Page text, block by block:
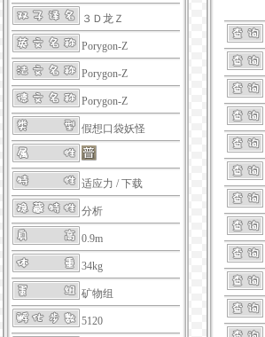
３Ｄ龙Ｚ
Porygon-Z
Porygon-Z
Porygon-Z
假想口袋妖怪
适应力 /下载
分析
0.9m
34kg
矿物组
5120